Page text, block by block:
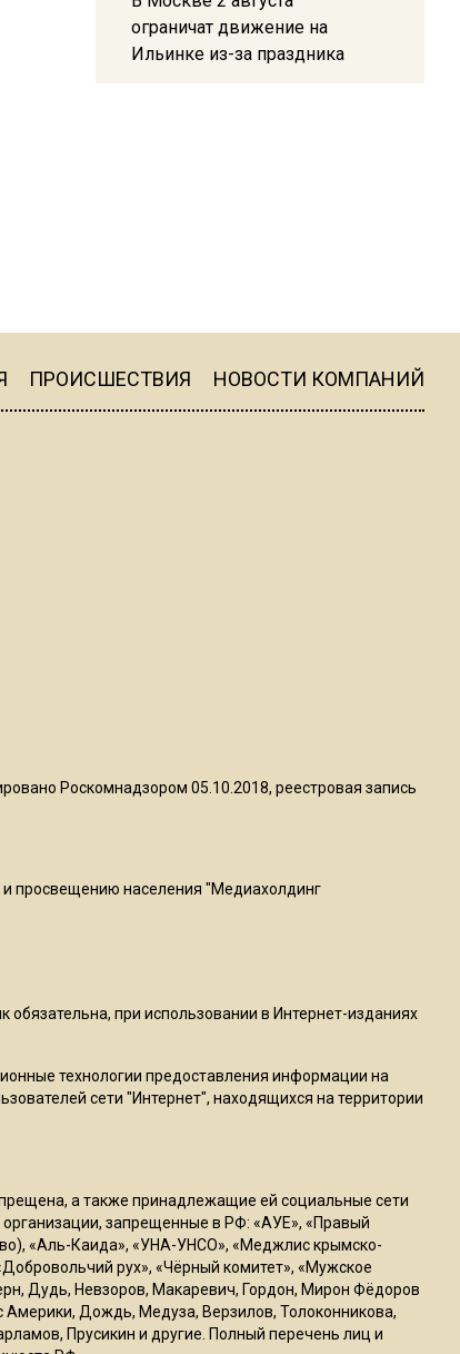
ограничат движение на
Ильинке из-за праздника
квадратный метр
гражданство 88 человек и
аннулировали 2600 ВНЖ
Сотрудники хлебозавода в
Резкое похолодание с
грозами придет в
Юрист Машаров объяснил,
как МРОТ влияет на
будущие пенсии
17:12
ПРОИСШЕСТВИЯ НОВОСТИ КОМПАНИЙ
Роскомнадзором 05.10.2018, реестровая запись
просвещению населения "Медиахолдинг
при использовании в Интернет-изданиях
технологии предоставления информации на
сети "Интернет", находящихся на территории
а также принадлежащие ей социальные сети
организации, запрещенные в РФ: «АУЕ», «Правый
«Аль-Каида», «УНА-УНСО», «Меджлис крымско-
рух», «Чёрный комитет», «Мужское
Дудь, Невзоров, Макаревич, Гордон, Мирон Фёдоров
Дождь, Медуза, Верзилов, Толоконникова,
Прусикин и другие. Полный перечень лиц и